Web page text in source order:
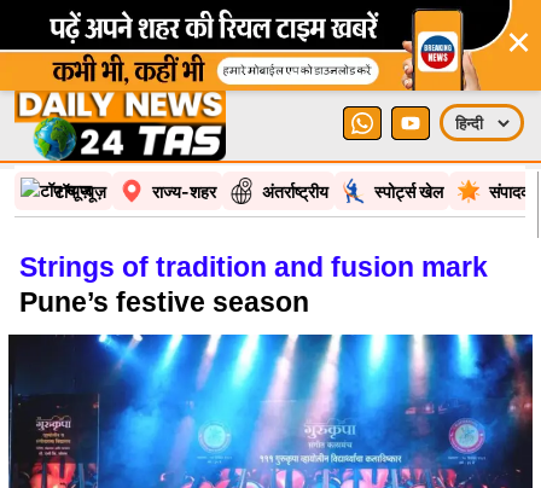
×
टॉप न्यूज़ राज्य-शहर अंतर्राष्ट्रीय स्पोर्ट्स खेल
Strings of tradition and fusion mark
Pune’s festive season